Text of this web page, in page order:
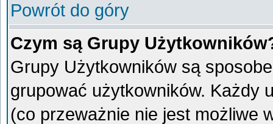
Powrót do góry
Czym są Grupy
Grupy Użytkowników są
grupować użytkowników. Każdy
(co przeważnie nie jest możliwe